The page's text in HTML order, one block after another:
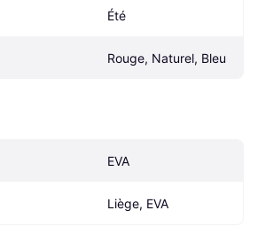
Été
Rouge, Naturel, Bleu
EVA
Liège, EVA